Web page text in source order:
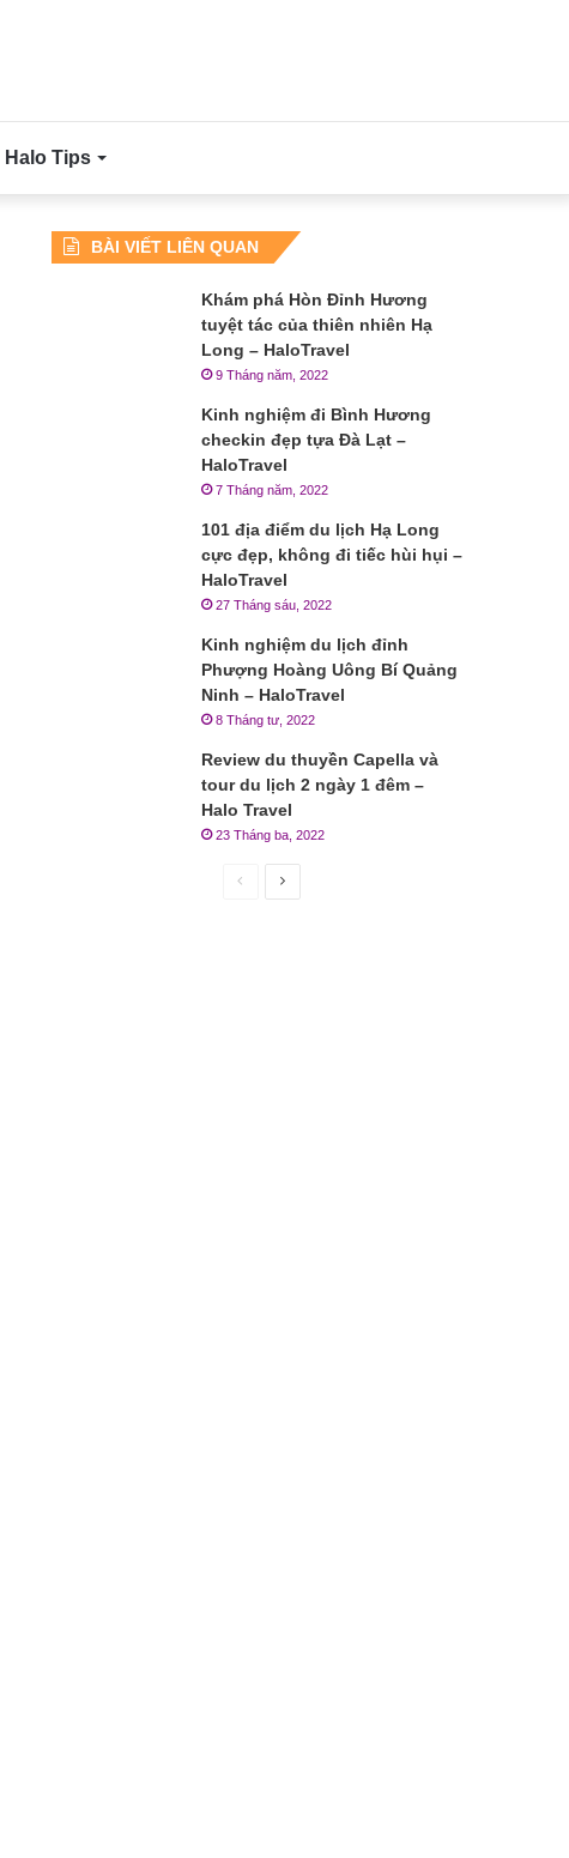
Halo Tips
BÀI VIẾT LIÊN QUAN
Khám phá Hòn Đỉnh Hương
tuyệt tác của thiên nhiên Hạ
Long – HaloTravel
9 Tháng năm, 2022
Kinh nghiệm đi Bình Hương
checkin đẹp tựa Đà Lạt –
HaloTravel
7 Tháng năm, 2022
101 địa điểm du lịch Hạ Long
cực đẹp, không đi tiếc hùi hụi –
HaloTravel
27 Tháng sáu, 2022
Kinh nghiệm du lịch đỉnh
Phượng Hoàng Uông Bí Quảng
Ninh – HaloTravel
8 Tháng tư, 2022
Review du thuyền Capella và
tour du lịch 2 ngày 1 đêm –
Halo Travel
23 Tháng ba, 2022
Trang